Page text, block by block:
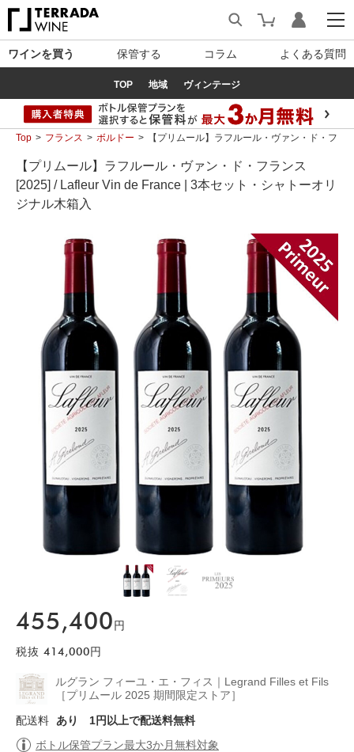
ワインを買う 保管する コラム よくある質問
TOP 地域 ヴィンテージ
Top フランス ボルドー 【プリムール】ラフルール・ヴァン・ド・フ
【プリムール】ラフルール・ヴァン・ド・フランス
[2025] / Lafleur Vin de France | 3本セット・シャトーオリ
ジナル木箱入
455,400 円
税抜 414,000 円
ルグラン フィーユ・エ・フィス｜Legrand Filles et Fils
［プリムール 2025 期間限定ストア］
配送料
あり
1円以上で配送料無料
ボトル保管プラン最大3か月無料対象